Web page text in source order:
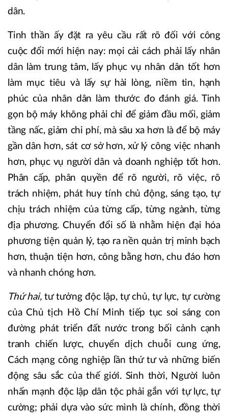
dân.
Tinh thần ấy đặt ra yêu cầu rất rõ đối với công
cuộc đổi mới hiện nay: mọi cải cách phải lấy nhân
dân làm trung tâm, lấy phục vụ nhân dân tốt hơn
làm mục tiêu và lấy sự hài lòng, niềm tin, hạnh
phúc của nhân dân làm thước đo đánh giá. Tinh
gọn bộ máy không phải chỉ để giảm đầu mối, giảm
tầng nấc, giảm chi phí, mà sâu xa hơn là để bộ máy
gần dân hơn, sát cơ sở hơn, xử lý công việc nhanh
hơn, phục vụ người dân và doanh nghiệp tốt hơn.
Phân cấp, phân quyền để rõ người, rõ việc, rõ
trách nhiệm, phát huy tính chủ động, sáng tạo, tự
chịu trách nhiệm của từng cấp, từng ngành, từng
địa phương. Chuyển đổi số là nhằm hiện đại hóa
phương tiện quản lý, tạo ra nền quản trị minh bạch
hơn, thuận tiện hơn, công bằng hơn, chu đáo hơn
và nhanh chóng hơn.
Thứ hai,tư tưởng độc lập, tự chủ, tự lực, tự cường
của Chủ tịch Hồ Chí Minh tiếp tục soi sáng con
đường phát triển đất nước trong bối cảnh cạnh
tranh chiến lược, chuyển dịch chuỗi cung ứng,
Cách mạng công nghiệp lần thứ tư và những biến
động sâu sắc của thế giới. Sinh thời, Người luôn
nhấn mạnh độc lập dân tộc phải gắn với tự lực, tự
cường; phải dựa vào sức mình là chính, đồng thời